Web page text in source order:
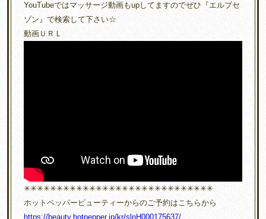
YouTubeではマッサージ動画もupしてますのでぜひ『エルブセ
ゾン』で検索して下さい☆
動画ＵＲＬ
✳︎✳︎✳︎✳︎✳︎✳︎✳︎✳︎✳︎✳︎✳︎✳︎✳︎✳︎✳︎✳︎✳︎✳︎✳︎✳︎✳︎✳︎✳︎✳︎✳︎✳︎✳︎✳︎✳︎
ホットペッパービューティーからのご予約はこちらから
https://beauty.hotpepper.jp/kr/slnH000175637/